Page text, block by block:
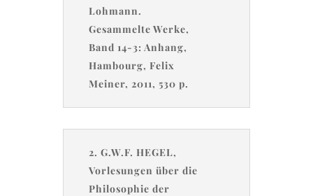
Lohmann.
Gesammelte Werke,
Band 14-3: Anhang,
Hambourg, Felix
Meiner, 2011, 530 p.
2. G.W.F. HEGEL,
Vorlesungen über die
Philosophie der